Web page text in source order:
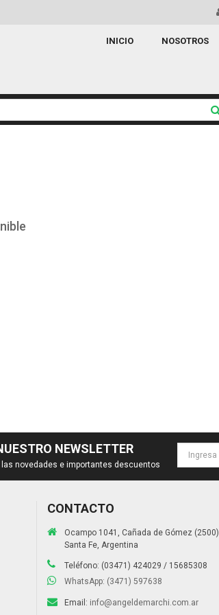
INICIO NOSOTROS
NEWSLETTER
las novedades e importantes descuentos
CONTACTO
Ocampo 1041, Cañada de Gómez (2500)
Santa Fe, Argentina
Teléfono: (03471) 424029 / 15685308
WhatsApp: (3471) 597638
Email: info@angeldemarchi.com.ar